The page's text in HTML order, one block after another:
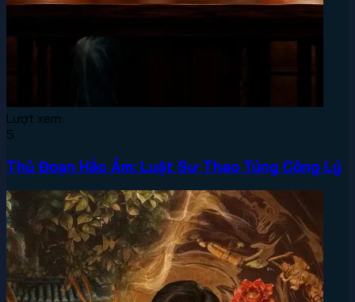
Lượt xem:
5
Thủ Đoạn Hắc Ám: Luật Sư Thao Túng Công Lý